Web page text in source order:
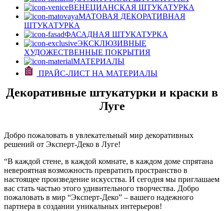
ВЕНЕЦИАНСКАЯ ШТУКАТУРКА
МАТОВАЯ ДЕКОРАТИВНАЯ
ШТУКАТУРКА
ФАСАДНАЯ ШТУКАТУРКА
ЭКСКЛЮЗИВНЫЕ
ХУДОЖЕСТВЕННЫЕ ПОКРЫТИЯ
МАТЕРИАЛЫ
ПРАЙС-ЛИСТ НА МАТЕРИАЛЫ
Декоративные штукатурки и краски в
Луге
Добро пожаловать в увлекательный мир декоративных
решений от Эксперт-Деко в Луге!
“В каждой стене, в каждой комнате, в каждом доме спрятана
невероятная возможность превратить пространство в
настоящее произведение искусства. И сегодня мы приглашаем
вас стать частью этого удивительного творчества. Добро
пожаловать в мир “Эксперт-Деко” – вашего надежного
партнера в создании уникальных интерьеров!